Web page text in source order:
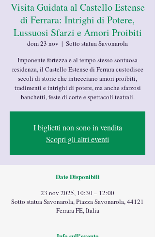
Visita Guidata al Castello Estense
di Ferrara: Intrighi di Potere,
Lussuosi Sfarzi e Amori Proibiti
dom 23 nov
  |
Sotto statua Savonarola
Imponente fortezza e al tempo stesso sontuosa
residenza, il Castello Estense di Ferrara custodisce
secoli di storie che intrecciano amori proibiti,
tradimenti e intrighi di potere, ma anche sfarzosi
banchetti, feste di corte e spettacoli teatrali.
I biglietti non sono in vendita
Scopri gli altri eventi
Date Disponibili
23 nov 2025, 10:30 – 12:00
Sotto statua Savonarola, Piazza Savonarola, 44121
Ferrara FE, Italia